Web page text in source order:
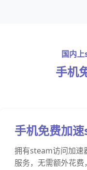
国内
手机
手机免费加
拥有steam访问加速
服务，无需额外花费